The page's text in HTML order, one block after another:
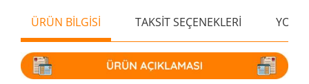
ÜRÜN BİLGİSİ TAKSİT SEÇENEKLERİ